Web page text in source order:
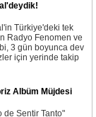
Türkiye'deki tek
Radyo Fenomen ve
3 gün boyunca dev
için yerinde takip
Albüm Müjdesi
de Sentir Tanto"